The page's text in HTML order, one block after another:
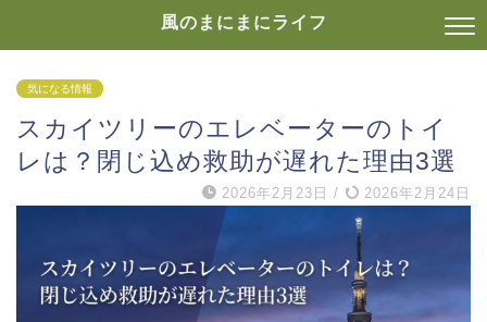
風のまにまにライフ
気になる情報
スカイツリーのエレベーターのトイ
レは？閉じ込め救助が遅れた理由3選
2026年2月23日 / 2026年2月24日